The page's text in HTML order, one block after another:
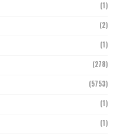
(1)
(2)
(1)
(278)
(5753)
(1)
(1)